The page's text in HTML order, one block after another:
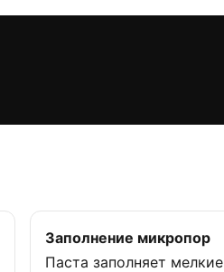
Заполнение микропор
Паста заполняет мелкие